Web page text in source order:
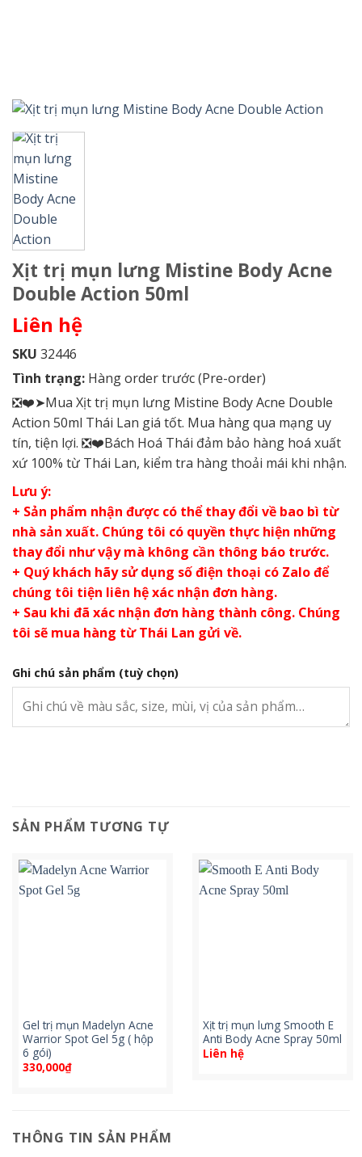
Xịt trị mụn lưng Mistine Body Acne
Double Action 50ml
Liên hệ
SKU 32446
Tình trạng: Hàng order trước (Pre-order)
❎❤️➤Mua Xịt trị mụn lưng Mistine Body Acne Double
Action 50ml Thái Lan giá tốt. Mua hàng qua mạng uy
tín, tiện lợi. ❎❤️Bách Hoá Thái đảm bảo hàng hoá xuất
xứ 100% từ Thái Lan, kiểm tra hàng thoải mái khi nhận.
Lưu ý:
+ Sản phẩm nhận được có thể thay đổi về bao bì từ
nhà sản xuất. Chúng tôi có quyền thực hiện những
thay đổi như vậy mà không cần thông báo trước.
+ Quý khách hãy sử dụng số điện thoại có Zalo để
chúng tôi tiện liên hệ xác nhận đơn hàng.
+ Sau khi đã xác nhận đơn hàng thành công. Chúng
tôi sẽ mua hàng từ Thái Lan gửi về.
Ghi chú sản phẩm (tuỳ chọn)
SẢN PHẨM TƯƠNG TỰ
Gel trị mụn Madelyn Acne
Warrior Spot Gel 5g ( hộp
6 gói)
330,000₫
Xịt trị mụn lưng Smooth E
Anti Body Acne Spray 50ml
Liên hệ
THÔNG TIN SẢN PHẨM